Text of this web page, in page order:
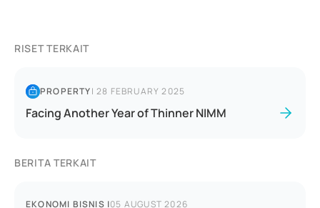
RISET TERKAIT
PROPERTY|28 FEBRUARY 2025
Facing Another Year of Thinner NIMM
BERITA TERKAIT
EKONOMI BISNIS |05 AUGUST 2026